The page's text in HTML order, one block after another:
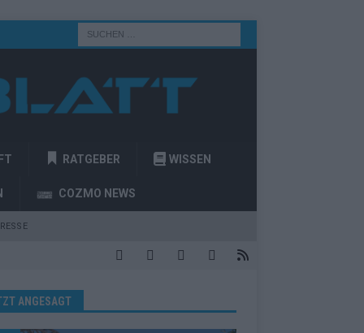
RATGEBER WISSEN
COZMO NEWS
ANGESAGT